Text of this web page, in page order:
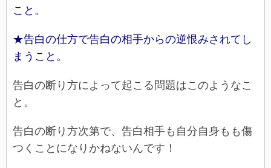
こと。
★告白の仕方で告白の相手からの逆恨みされてし
まうこと。
告白の断り方によって起こる問題はこのようなこ
と。
告白の断り方次第で、告白相手も自分自身もも傷
つくことになりかねないんです！